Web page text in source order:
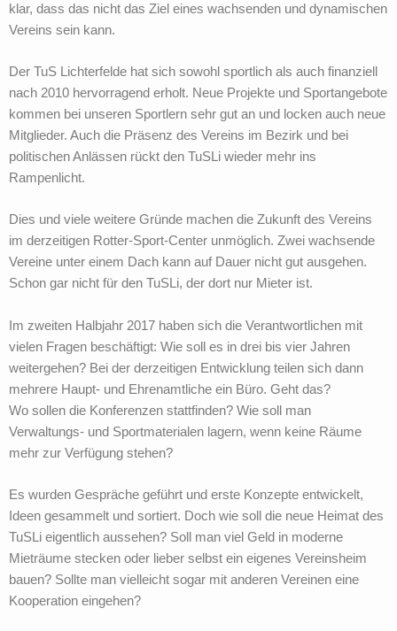
klar, dass das nicht das Ziel eines wachsenden und dynamischen
Vereins sein kann.
Der TuS Lichterfelde hat sich sowohl sportlich als auch finanziell
nach 2010 hervorragend erholt. Neue Projekte und Sportangebote
kommen bei unseren Sportlern sehr gut an und locken auch neue
Mitglieder. Auch die Präsenz des Vereins im Bezirk und bei
politischen Anlässen rückt den TuSLi wieder mehr ins
Rampenlicht.
Dies und viele weitere Gründe machen die Zukunft des Vereins
im derzeitigen Rotter-Sport-Center unmöglich. Zwei wachsende
Vereine unter einem Dach kann auf Dauer nicht gut ausgehen.
Schon gar nicht für den TuSLi, der dort nur Mieter ist.
Im zweiten Halbjahr 2017 haben sich die Verantwortlichen mit
vielen Fragen beschäftigt: Wie soll es in drei bis vier Jahren
weitergehen? Bei der derzeitigen Entwicklung teilen sich dann
mehrere Haupt- und Ehrenamtliche ein Büro. Geht das?
Wo sollen die Konferenzen stattfinden? Wie soll man
Verwaltungs- und Sportmaterialen lagern, wenn keine Räume
mehr zur Verfügung stehen?
Es wurden Gespräche geführt und erste Konzepte entwickelt,
Ideen gesammelt und sortiert. Doch wie soll die neue Heimat des
TuSLi eigentlich aussehen? Soll man viel Geld in moderne
Mieträume stecken oder lieber selbst ein eigenes Vereinsheim
bauen? Sollte man vielleicht sogar mit anderen Vereinen eine
Kooperation eingehen?